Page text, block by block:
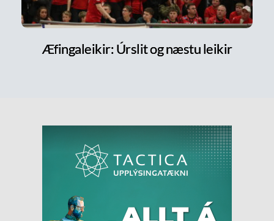
Æfingaleikir: Úrslit og næstu leikir